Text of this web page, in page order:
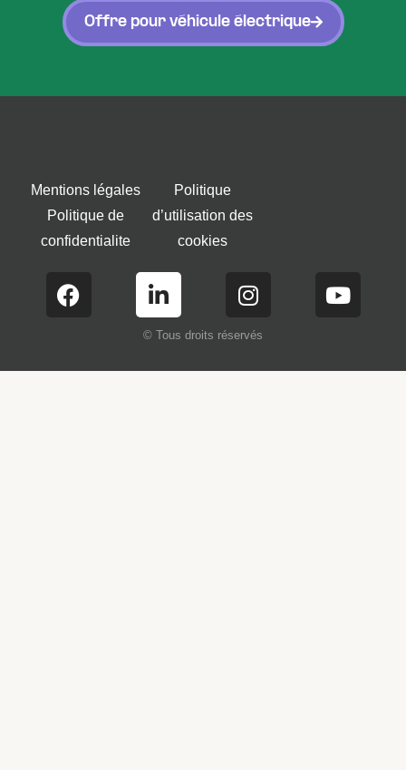
Offre pour véhicule électrique
Mentions légales
Politique de
confidentialite
Politique
d’utilisation des
cookies
© Tous droits réservés